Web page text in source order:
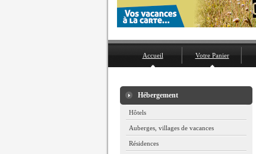
Accueil Votre Panier
Hébergement
Hôtels
Auberges, villages de vacances
Résidences